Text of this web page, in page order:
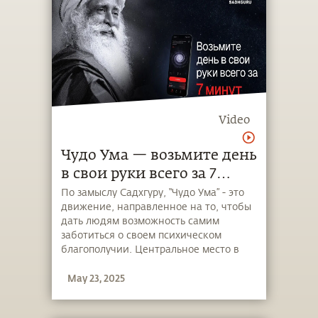
миру его дыхания.
Video
Чудо Ума — возьмите день
в свои руки всего за 7
минут
По замыслу Садхгуру, “Чудо Ума” - это
движение, направленное на то, чтобы
дать людям возможность самим
заботиться о своем психическом
благополучии. Центральное место в
инновационное приложение “Чудо Ума
May 23, 2025